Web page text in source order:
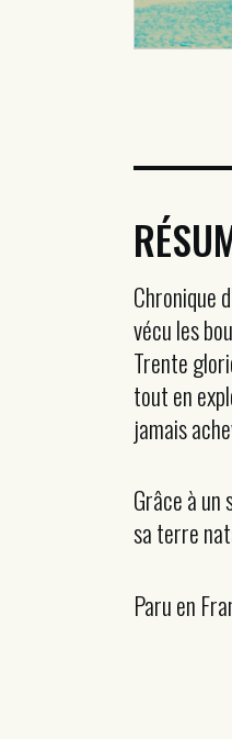
Chronique
vécu les
Trente
tout en
jamais
Grâce à
sa terre
Paru en